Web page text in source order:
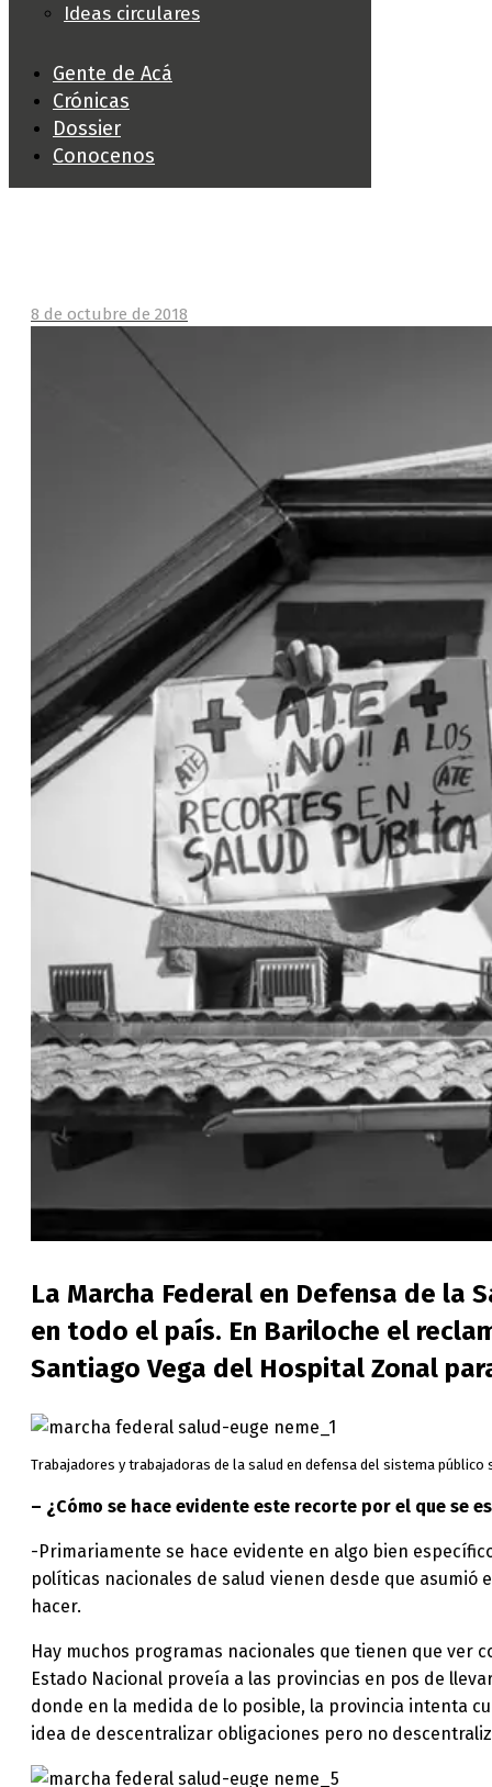
Ideas circulares
Gente de Acá
Crónicas
Dossier
Conocenos
La Marcha Federal en Defensa de la
en todo el país. En Bariloche el
Santiago Vega del Hospital Zonal
Trabajadores y trabajadoras de la salud en defensa del sistema público
– ¿Cómo se hace evidente este recorte por el que se
-Primariamente se hace evidente en algo bien
políticas nacionales de salud vienen desde que asumió
hacer.
Hay muchos programas nacionales que tienen que ver
Estado Nacional proveía a las provincias en pos de
donde en la medida de lo posible, la provincia intenta
idea de descentralizar obligaciones pero no
8 de octubre de 2018